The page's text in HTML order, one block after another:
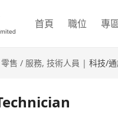
首頁 職位 專
零售 / 服務, 技術人員 | 科技/